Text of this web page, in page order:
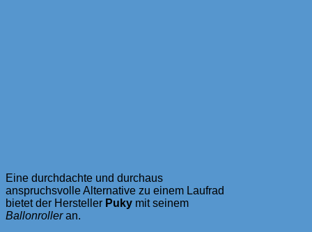
Eine durchdachte und durchaus
anspruchsvolle Alternative zu einem Laufrad
bietet der Hersteller Puky mit seinem
Ballonrolleran.